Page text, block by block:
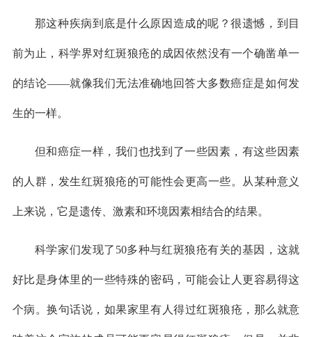
那这种疾病到底是什么原因造成的呢？很遗憾，到目
前为止，科学界对红斑狼疮的成因依然没有一个确凿单一
的结论——就像我们无法准确地回答大多数癌症是如何发
生的一样。
但和癌症一样，我们也找到了一些因素，有这些因素
的人群，发生红斑狼疮的可能性会更高一些。从某种意义
上来说，它是遗传、激素和环境因素相结合的结果。
科学家们发现了50多种与红斑狼疮有关的基因，这就
好比是身体里的一些特殊的密码，可能会让人更容易得这
个病。换句话说，如果家里有人得过红斑狼疮，那么就意